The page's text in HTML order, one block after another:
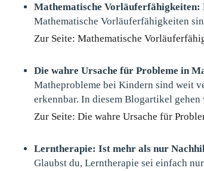
Mathematische Vorläuferfähigkeiten:
Mathematische Vorläuferfähigkeiten
Zur Seite: Mathematische
Die wahre Ursache für Probleme in
Matheprobleme bei Kindern sind weit
erkennbar. In diesem Blogartikel
Zur Seite: Die wahre Ursache für
Lerntherapie: Ist mehr als nur
Glaubst du, Lerntherapie sei einfach